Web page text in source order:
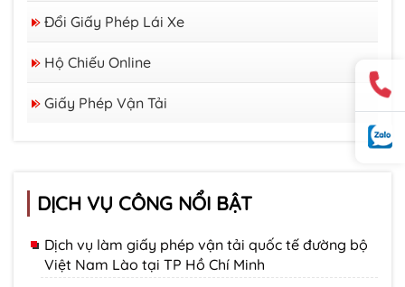
Đổi Giấy Phép Lái Xe
Hộ Chiếu Online
Giấy Phép Vận Tải
DỊCH VỤ CÔNG NỔI BẬT
Dịch vụ làm giấy phép vận tải quốc tế đường bộ
Việt Nam Lào tại TP Hồ Chí Minh